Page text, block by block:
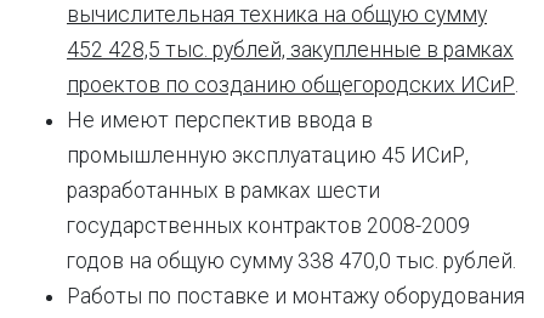
вычислительная техника на общую сумму
452 428,5 тыс. рублей, закупленные в рамках
проектов по созданию общегородских ИСиР.
Не имеют перспектив ввода в
промышленную эксплуатацию 45 ИСиР,
разработанных в рамках шести
государственных контрактов 2008-2009
годов на общую сумму 338 470,0 тыс. рублей.
Работы по поставке и монтажу оборудования